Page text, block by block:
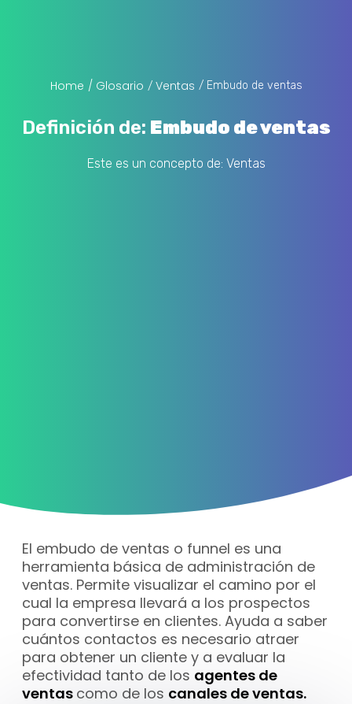
Home / Glosario / Ventas / Embudo de ventas
Definición de: Embudo de ventas
Este es un concepto de: Ventas
El embudo de ventas o funnel es una
herramienta básica de administración de
ventas. Permite visualizar el camino por el
cual la empresa llevará a los prospectos
para convertirse en clientes. Ayuda a saber
cuántos contactos es necesario atraer
para obtener un cliente y a evaluar la
efectividad tanto de los agentes de
ventas como de los canales de ventas.